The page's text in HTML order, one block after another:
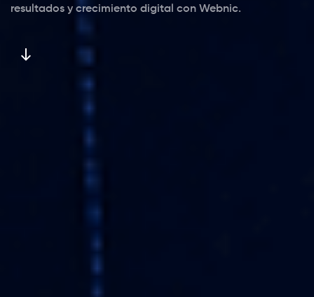
resultados y crecimiento digital con Webnic.